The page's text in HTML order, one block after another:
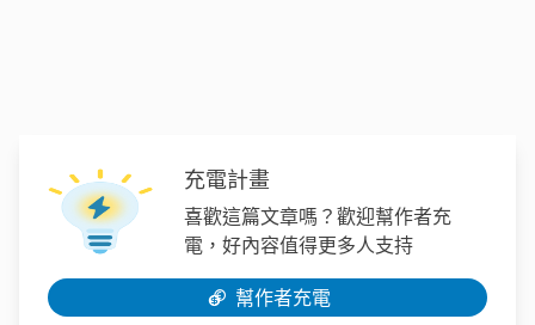
充電計畫
喜歡這篇文章嗎？歡迎幫作者充
電，好內容值得更多人支持
幫作者充電